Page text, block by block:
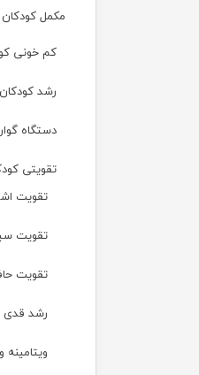
مکمل کودکان
کم خونی
رشد کودکان
دستگاه
تقویتی
تقویت
تقویت
تقویت
رشد قدی